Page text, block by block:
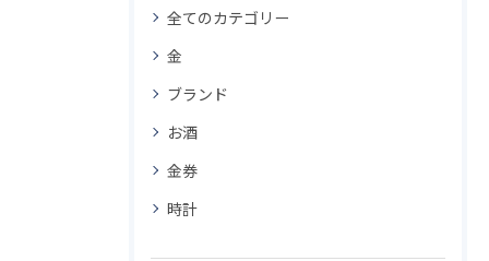
全てのカテゴリー
金
ブランド
お酒
金券
時計